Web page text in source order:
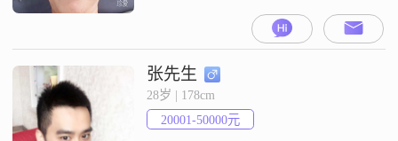
元之间，目前在泰州工作##3002##
我拥有硕士学位，平时喜欢阅读和
运动，尤其是喜欢打篮球和游泳
##3002##性格方面，我是一个外向
且健谈的人，乐观积极，总是能看
到事情的积极面##3002##我对待事
张先生
28岁 | 178cm
20001-50000元